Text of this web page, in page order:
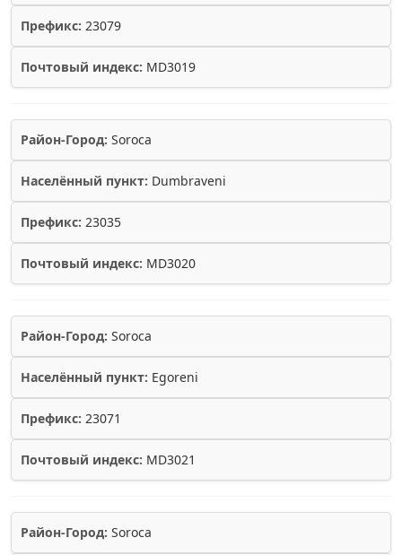
Префикс: 23079
Почтовый индекс: MD3019
Район-Город: Soroca
Населённый пункт: Dumbraveni
Префикс: 23035
Почтовый индекс: MD3020
Район-Город: Soroca
Населённый пункт: Egoreni
Префикс: 23071
Почтовый индекс: MD3021
Район-Город: Soroca